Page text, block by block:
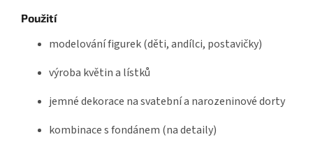
Použití
modelování figurek (děti, andílci, postavičky)
výroba květin a lístků
jemné dekorace na svatební a narozeninové dorty
kombinace s fondánem (na detaily)